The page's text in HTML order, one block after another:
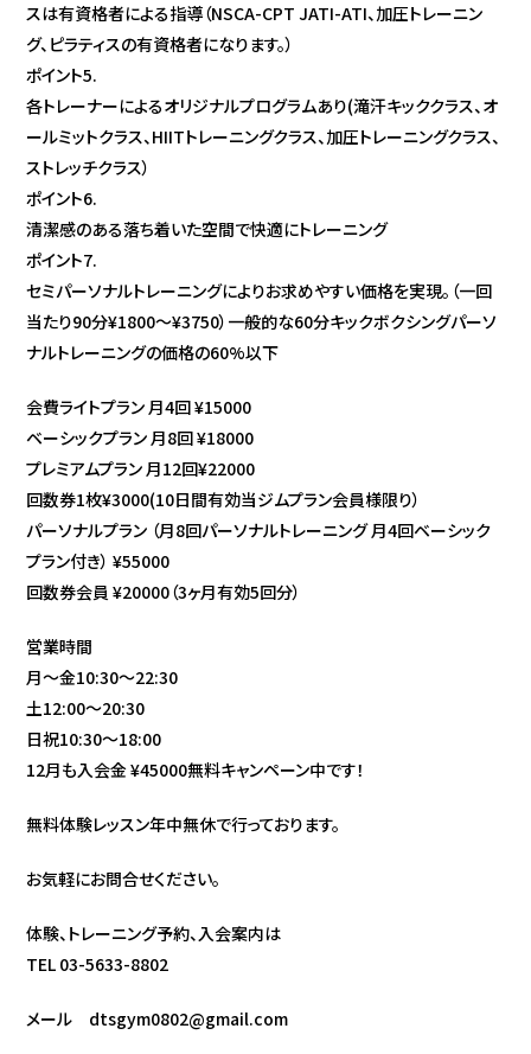
スは有資格者による指導（NSCA-CPT JATI-ATI、加圧トレーニン
グ、ピラティスの有資格者になります。）
ポイント5.
各トレーナーによるオリジナルプログラムあり(滝汗キッククラス、オ
ールミットクラス、HIITトレーニングクラス、加圧トレーニングクラス、
ストレッチクラス）
ポイント6.
清潔感のある落ち着いた空間で快適にトレーニング
ポイント7.
セミパーソナルトレーニングによりお求めやすい価格を実現。（一回
当たり90分¥1800〜¥3750）一般的な60分キックボクシングパーソ
ナルトレーニングの価格の60%以下
会費ライトプラン 月4回 ¥15000
ベーシックプラン 月8回 ¥18000
プレミアムプラン 月12回¥22000
回数券1枚¥3000(10日間有効当ジムプラン会員様限り）
パーソナルプラン （月8回パーソナルトレーニング 月4回ベーシック
プラン付き） ¥55000
回数券会員 ¥20000（3ヶ月有効5回分）
営業時間
月〜金10:30〜22:30
土12:00〜20:30
日祝10:30〜18:00
12月も入会金 ¥45000無料キャンペーン中です！
無料体験レッスン年中無休で行っております。
お気軽にお問合せください。
体験、トレーニング予約、入会案内は
TEL 03-5633-8802
メール dtsgym0802@gmail.com